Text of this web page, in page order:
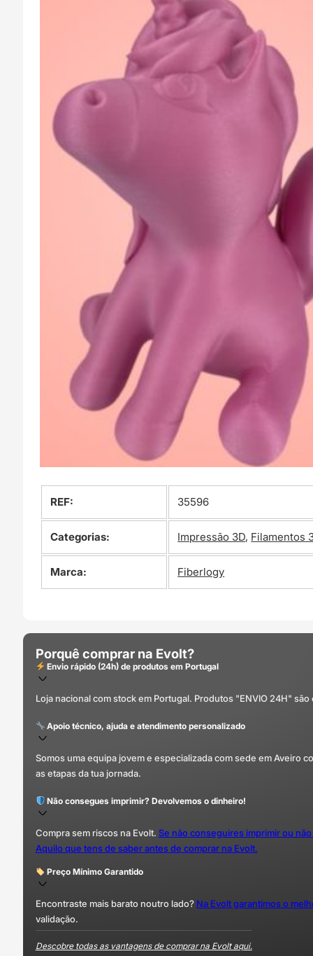
REF: 35596
Categorias: Impressão 3D, Filamentos
Marca: Fiberlogy
Porquê comprar na Evolt?
Envio rápido (24h) de produtos em Portugal
Loja nacional com stock em Portugal. Produtos "ENVIO 24H"
Apoio técnico, ajuda e atendimento personalizado
Somos uma equipa jovem e especializada com sede em Aveiro
as etapas da tua jornada.
Não consegues imprimir? Devolvemos o dinheiro!
Compra sem riscos na Evolt. Se não conseguires imprimir ou
Aquilo que tens de saber antes de comprar na Evolt.
Preço Mínimo Garantido
Encontraste mais barato noutro lado? Na Evolt garantimos o
validação.
Descobre todas as vantagens de comprar na Evolt aqui.